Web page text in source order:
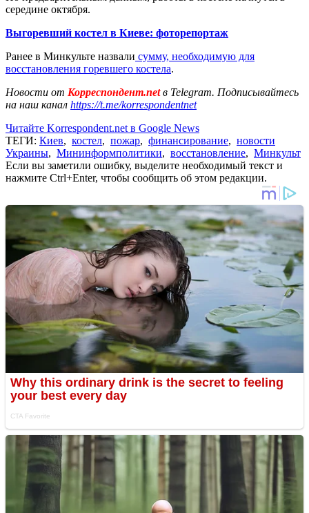
середине октября.
Выгоревший костел в Киеве: фоторепортаж
Ранее в Минкульте назвали сумму, необходимую для
восстановления горевшего костела.
Новости от Корреспондент.netв Telegram. Подписывайтесь
на наш канал https://t.me/korrespondentnet
Читайте Korrespondent.net в Google News
ТЕГИ: Киев, костел, пожар, финансирование, новости
Украины, Мининформполитики, восстановление, Минкульт
Если вы заметили ошибку, выделите необходимый текст и
нажмите Ctrl+Enter, чтобы сообщить об этом редакции.